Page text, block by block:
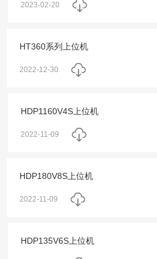
2023-02-20
HT360系列上位机
2022-12-30
HDP1160V4S上位机
2022-11-09
HDP180V8S上位机
2022-11-09
HDP135V6S上位机